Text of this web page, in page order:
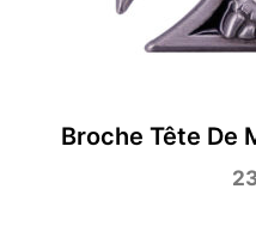
Broche Tête De